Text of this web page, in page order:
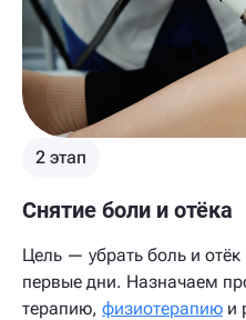
2 этап
Снятие боли и отёка
Цель — убрать боль и отёк
первые дни. Назначаем
терапию, физиотерапию и